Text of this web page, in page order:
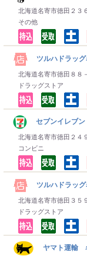
北海道名寄市徳田２３
その他
ツルハドラッグ
北海道名寄市徳田８８
ドラッグストア
セブンイレ
北海道名寄市徳田２４
コンビニ
ツルハドラッグ
北海道名寄市徳田３５
ドラッグストア
ヤマト運輸